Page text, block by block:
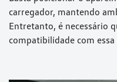
carregador, mantendo
Entretanto, é necessário
compatibilidade com